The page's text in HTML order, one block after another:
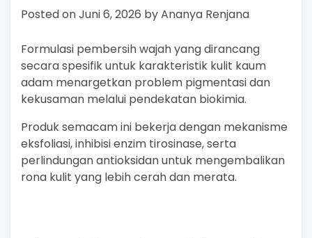
Posted onJuni 6, 2026 byAnanya Renjana
Formulasi pembersih wajah yang dirancang
secara spesifik untuk karakteristik kulit kaum
adam menargetkan problem pigmentasi dan
kekusaman melalui pendekatan biokimia.
Produk semacam ini bekerja dengan mekanisme
eksfoliasi, inhibisi enzim tirosinase, serta
perlindungan antioksidan untuk mengembalikan
rona kulit yang lebih cerah dan merata.